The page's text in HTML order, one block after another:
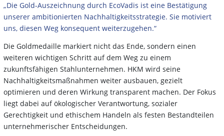
„Die Gold-Auszeichnung durch EcoVadis ist eine Bestätigung
unserer ambitionierten Nachhaltigkeitsstrategie. Sie motiviert
uns, diesen Weg konsequent weiterzugehen.“
Die Goldmedaille markiert nicht das Ende, sondern einen
weiteren wichtigen Schritt auf dem Weg zu einem
zukunftsfähigen Stahlunternehmen. HKM wird seine
Nachhaltigkeitsmaßnahmen weiter ausbauen, gezielt
optimieren und deren Wirkung transparent machen. Der Fokus
liegt dabei auf ökologischer Verantwortung, sozialer
Gerechtigkeit und ethischem Handeln als festen Bestandteilen
unternehmerischer Entscheidungen.